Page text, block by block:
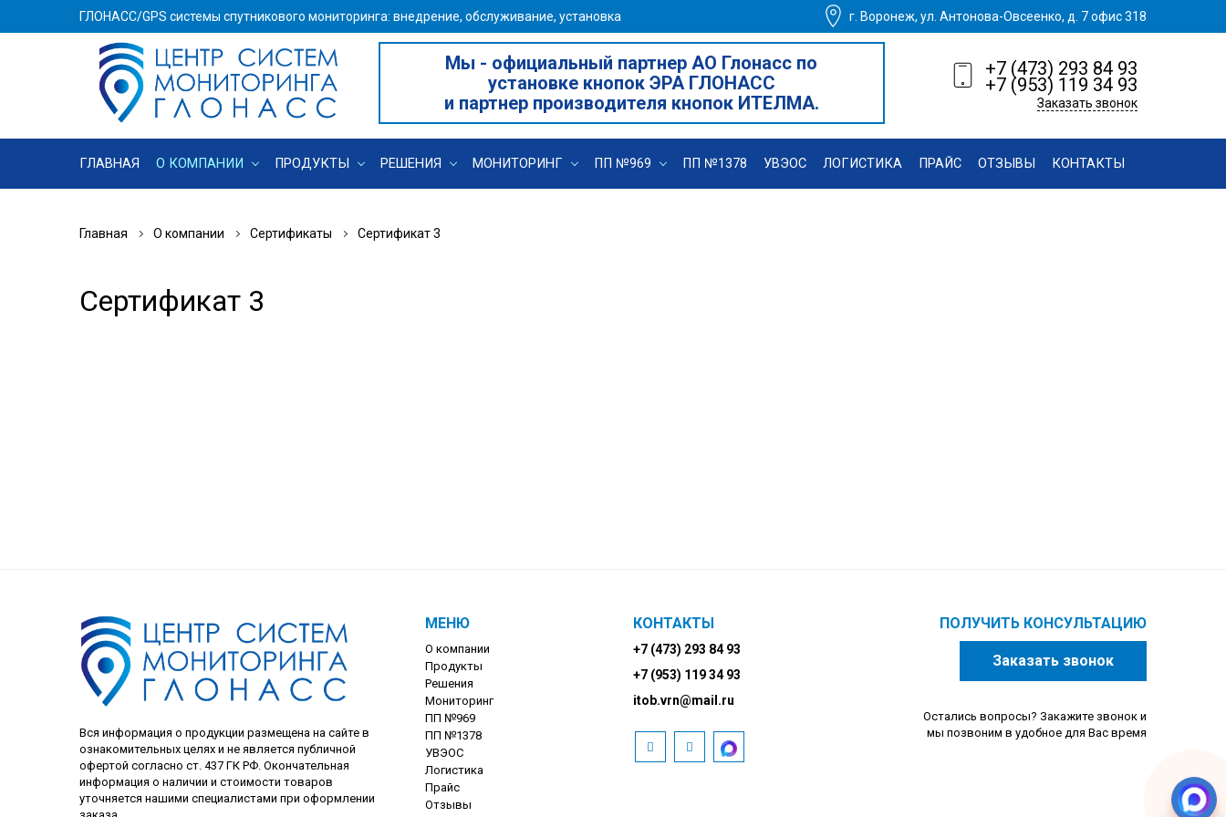
ГЛОНАСС/GPS системы спутникового мониторинга: внедрение, обслуживание, установка г. Воронеж, ул. Антонова-Овсеенко, д. 7 офис 318
Мы - официальный партнер АО Глонасс по
установке кнопок ЭРА ГЛОНАСС
и партнер производителя кнопок ИТЕЛМА.
+7 (473) 293 84 93
+7 (953) 119 34 93
Заказать звонок
ГЛАВНАЯ О КОМПАНИИ ПРОДУКТЫ РЕШЕНИЯ МОНИТОРИНГ ПП №969 ПП №1378 УВЭОС ЛОГИСТИКА ПРАЙС ОТЗЫВЫ КОНТАКТЫ
Главная О компании Сертификаты Сертификат 3
Сертификат 3
Вся информация о продукции размещена на сайте в
ознакомительных целях и не является публичной
офертой согласно ст. 437 ГК РФ. Окончательная
информация о наличии и стоимости товаров
уточняется нашими специалистами при оформлении
МЕНЮ
О компании
Продукты
Решения
Мониторинг
ПП №969
ПП №1378
УВЭОС
Логистика
Прайс
Отзывы
КОНТАКТЫ
+7 (473) 293 84 93
+7 (953) 119 34 93
itob.vrn@mail.ru
ПОЛУЧИТЬ КОНСУЛЬТАЦИЮ
Заказать звонок
Остались вопросы? Закажите звонок и
мы позвоним в удобное для Вас время